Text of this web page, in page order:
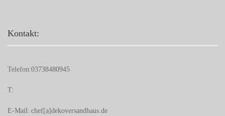
Kontakt:
Telefon:03738480945
T:
E-Mail: chef[a]dekoversandhaus.de